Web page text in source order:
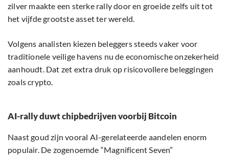
zilver maakte een sterke rally door en groeide zelfs uit tot
het vijfde grootste asset ter wereld.
Volgens analisten kiezen beleggers steeds vaker voor
traditionele veilige havens nu de economische onzekerheid
aanhoudt. Dat zet extra druk op risicovollere beleggingen
zoals crypto.
AI-rally duwt chipbedrijven voorbij Bitcoin
Naast goud zijn vooral AI-gerelateerde aandelen enorm
populair. De zogenoemde “Magnificent Seven”